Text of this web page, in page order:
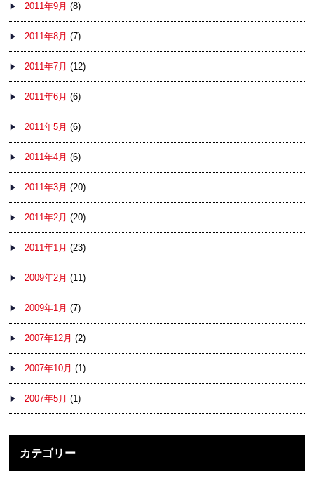
2011年9月 (8)
2011年8月 (7)
2011年7月 (12)
2011年6月 (6)
2011年5月 (6)
2011年4月 (6)
2011年3月 (20)
2011年2月 (20)
2011年1月 (23)
2009年2月 (11)
2009年1月 (7)
2007年12月 (2)
2007年10月 (1)
2007年5月 (1)
カテゴリー